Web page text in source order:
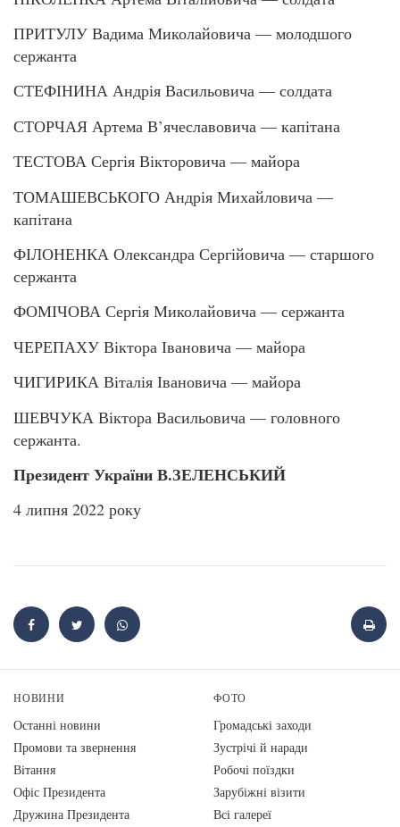
ПРИТУЛУ Вадима Миколайовича — молодшого
сержанта
СТЕФІНИНА Андрія Васильовича — солдата
СТОРЧАЯ Артема В’ячеславовича — капітана
ТЕСТОВА Сергія Вікторовича — майора
ТОМАШЕВСЬКОГО Андрія Михайловича —
капітана
ФІЛОНЕНКА Олександра Сергійовича — старшого
сержанта
ФОМІЧОВА Сергія Миколайовича — сержанта
ЧЕРЕПАХУ Віктора Івановича — майора
ЧИГИРИКА Віталія Івановича — майора
ШЕВЧУКА Віктора Васильовича — головного
сержанта.
Президент України В.ЗЕЛЕНСЬКИЙ
4 липня 2022 року
НОВИНИ
Останні новини
Промови та звернення
Вiтання
Офіс Президента
Дружина Президента
ФОТО
Громадські заходи
Зустрічі й наради
Робочі поїздки
Зарубіжні візити
Всі галереї